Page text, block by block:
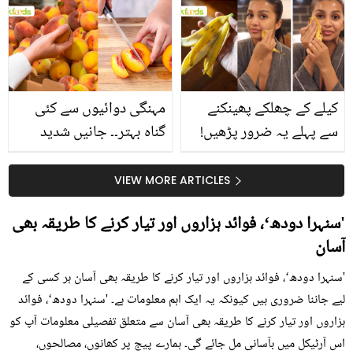
سے متعلق غلط فہمیوں کی
حقیقت کیا ہے اور افواہ
کیا؟
بتائے راز
مہنگی دوائیوں سے کئی
گناہ بہتر۔۔ جانیں شدید
کیوں کھانا چاہیے؟
کیلے کے چھلکے پھینکنے
سے پہلے یہ ضرور پڑھیں!
سستا اور قدرتی حلVIEW MORE ARTICLES
'سنہرا دودھ‘، فوائد ہزاروں اور تیار کرنے کا طریقہ بھی
آسان
'سنہرا دودھ‘، فوائد ہزاروں اور تیار کرنے کا طریقہ بھی آسان ہر کسی کے
لیے جاننا ضروری ہیں کیونکہ یہ ایک اہم معلومات ہے۔ 'سنہرا دودھ‘، فوائد
ہزاروں اور تیار کرنے کا طریقہ بھی آسان سے متعلق تفصیلی معلومات آپ کو
اس آرٹیکل میں بآسانی مل جائے گی۔ ہمارے پیج پر کھانوں، مصالحوں،